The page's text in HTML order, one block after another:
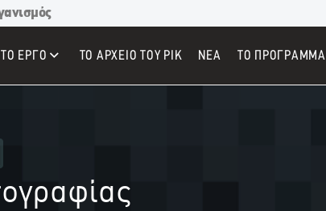
ΕΡΓΟ ΤΟ ΑΡΧΕΙΟ ΤΟΥ ΡΙΚ ΝΕΑ TO ΠΡΌΓΡΑΜΜΑ